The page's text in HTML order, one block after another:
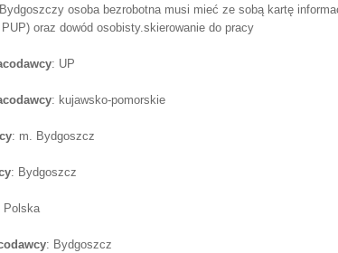
osoba bezrobotna musi mieć ze sobą kartę
oraz dowód osobisty.skierowanie do pracy
: UP
: kujawsko-pomorskie
: m. Bydgoszcz
: Bydgoszcz
Polska
: Bydgoszcz